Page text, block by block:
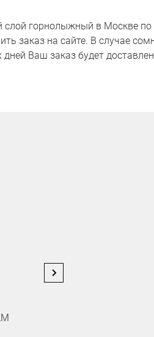
горнолыжный в Москве
заказ на сайте. В случае
Ваш заказ будет